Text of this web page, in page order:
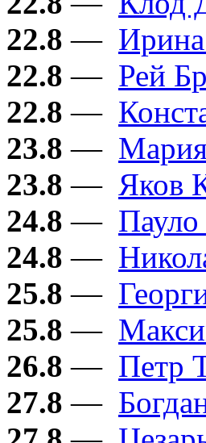
22.8 —
22.8 — Рей
22.8 —
23.8 —
23.8 — Яков
24.8 — Пауло
24.8 —
25.8 —
25.8 —
26.8 — Петр
27.8 —